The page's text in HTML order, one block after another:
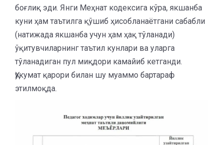
боғлиқ эди. Янги Меҳнат кодексига кўра, якшанба
куни ҳам таътилга қўшиб ҳисобланаётгани сабабли
(натижада якшанба учун ҳам ҳақ тўланади)
ўқитувчиларнинг таътил кунлари ва уларга
тўланадиган пул миқдори камайиб кетганди.
Ҳукумат қарори билан шу муаммо бартараф
этилмоқда.